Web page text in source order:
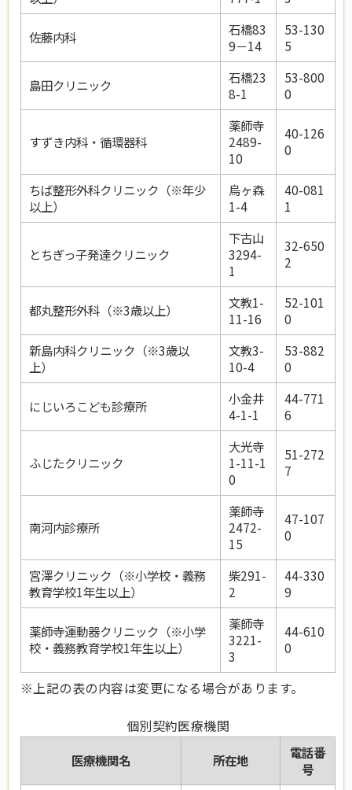
佐藤内科
石橋83
9－14
53-130
5
島田クリニック
石橋23
8-1
53-800
0
すずき内科・循環器科
薬師寺
2489-
10
40-126
0
ちば整形外科クリニック（※年少
以上）
烏ヶ森
1-4
40-081
1
とちぎっ子発達クリニック
下古山
3294-
1
32-650
2
都丸整形外科（※3歳以上）
文教1-
11-16
52-101
0
新島内科クリニック（※3歳以
上）
文教3-
10-4
53-882
0
にじいろこども診療所
小金井
4-1-1
44-771
6
ふじたクリニック
大光寺
1-11-1
0
51-272
7
南河内診療所
薬師寺
2472-
15
47-107
0
宮澤クリニック（※小学校・義務
教育学校1年生以上）
柴291-
2
44-330
9
薬師寺運動器クリニック（※小学
校・義務教育学校1年生以上）
薬師寺
3221-
3
44-610
0
※上記の表の内容は変更になる場合があります。
個別契約医療機関
医療機関名 所在地
電話番
号